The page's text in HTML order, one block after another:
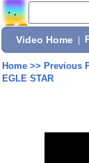
Video Home
Home>> Previous
EGLE STAR